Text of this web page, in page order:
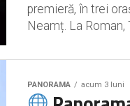
premieră, în trei
Neamț. La Roman,
PANORAMA acum 3 luni